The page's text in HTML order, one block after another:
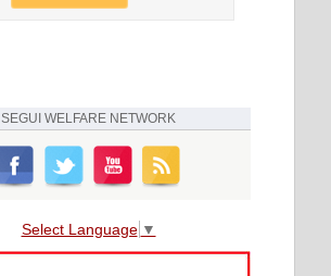
SEGUI WELFARE NETWORK
Select Language ▼